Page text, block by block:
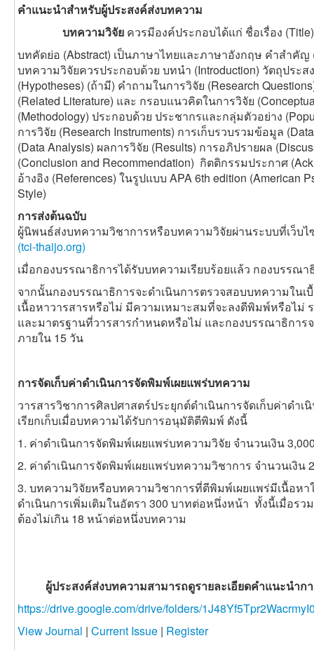
คำแนะนำสำหรับผู้ประสงค์ส่งบทความ
บทความวิจัย ควรมีองค์ประกอบได้แก่ ชื่อเรื่อง
บทคัดย่อ (Abstract) เป็นภาษาไทยและภาษาอังกฤษ คำสำคัญ
บทความวิจัยควรประกอบด้วย บทนำ (Introduction) วัตถุประส
(Hypotheses) (ถ้ามี) คำถามในการวิจัย (Research
(Related Literature) และ กรอบแนวคิดในการวิจัย
(Methodology) ประกอบด้วย ประชากรและกลุ่มตัวอย่าง
การวิจัย (Research Instruments) การเก็บรวบรวมข้อมูล
(Data Analysis) ผลการวิจัย (Results) การอภิปรายผล
(Conclusion and Recommendation) กิตติกรรมประกาศ
อ้างอิง (References) ในรูปแบบ APA 6th edition (American
Style)
การส่งต้นฉบับ
ผู้นิพนธ์ส่งบทความวิชาการหรือบทความวิจัยผ่านระบบที่เว็บ
(tci-thaijo.org)
เมื่อกองบรรณาธิการได้รับบทความเรียบร้อยแล้ว กองบรรณ
จากนั้นกองบรรณาธิการจะดำเนินการตรวจสอบบทความใน
เนื้อหาวารสารหรือไม่ มีความเหมาะสมที่จะลงตีพิมพ์หรือไม่
และมาตรฐานที่วารสารกำหนดหรือไม่ และกองบรรณาธิกา
ภายใน 15 วัน
การจัดเก็บค่าดำเนินการจัดพิมพ์เผยแพร่บทความ
วารสารวิชาการศิลปศาสตร์ประยุกต์ดำเนินการจัดเก็บค่าดำ
เรียกเก็บเมื่อบทความได้รับการอนุมัติตีพิมพ์ ดังนี้
1. ค่าดำเนินการจัดพิมพ์เผยแพร่บทความวิจัย จำนวนเงิน
2. ค่าดำเนินการจัดพิมพ์เผยแพร่บทความวิชาการ จำนวนเงิน
3. บทความวิจัยหรือบทความวิชาการที่ตีพิมพ์เผยแพร่มีเนื้อหา
ดำเนินการเพิ่มเติมในอัตรา 300 บาทต่อหนึ่งหน้า ทั้งนี้เมื่อร
ต้องไม่เกิน 18 หน้าต่อหนึ่งบทความ
ผู้ประสงค์ส่งบทความสามารถดูรายละเอียดคำแนะนำกา
https://drive.google.com/drive/folders/
View Journal | Current Issue | Register